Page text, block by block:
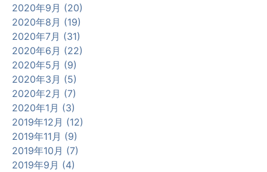
2020年9月 (20)
2020年8月 (19)
2020年7月 (31)
2020年6月 (22)
2020年5月 (9)
2020年3月 (5)
2020年2月 (7)
2020年1月 (3)
2019年12月 (12)
2019年11月 (9)
2019年10月 (7)
2019年9月 (4)